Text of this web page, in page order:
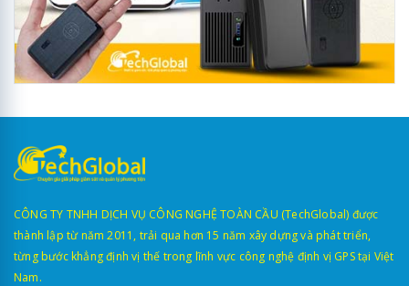
CÔNG TY TNHH DỊCH VỤ CÔNG NGHỆ TOÀN CẦU (TechGlobal) được
thành lập từ năm 2011, trải qua hơn 15 năm xây dựng và phát triển,
từng bước khẳng định vị thế trong lĩnh vực công nghệ định vị GPS tại Việt
Nam.